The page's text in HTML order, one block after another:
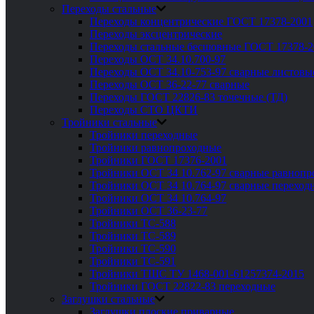
Переходы стальные
Переходы концентрические ГОСТ 17378-2001
Переходы эксцентрические
Переходы стальные бесшовные ГОСТ 17378-
Переходы ОСТ 34.10.700-97
Переходы ОСТ 34.10-753-97 сварные
Переходы ОСТ 36-22-77 сварные
Переходы ГОСТ 22826-83 точечные (ТД)
Переходы СТО ЦКТИ
Тройники стальные
Тройники переходные
Тройники равнопроходные
Тройники ГОСТ 17376-2001
Тройники ОСТ 34 10.762-97 сварные
Тройники ОСТ 34 10.764-97 сварные
Тройники ОСТ 34 10.764-97
Тройники ОСТ 36-23-77
Тройники ТС-588
Тройники ТС-589
Тройники ТС-590
Тройники ТС-591
Тройники ТШС ТУ 1468-001-61257374-2015
Тройники ГОСТ 22822-83 переходные
Заглушки стальные
Заглушки плоские приварные